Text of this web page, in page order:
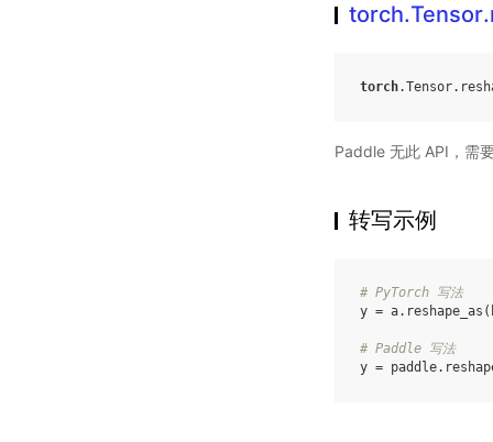
torch.Tensor.
Paddle 无此 API，需
转写示例
# PyTorch 写法
y = a. reshape_as (
# Paddle 写法
y = paddle.